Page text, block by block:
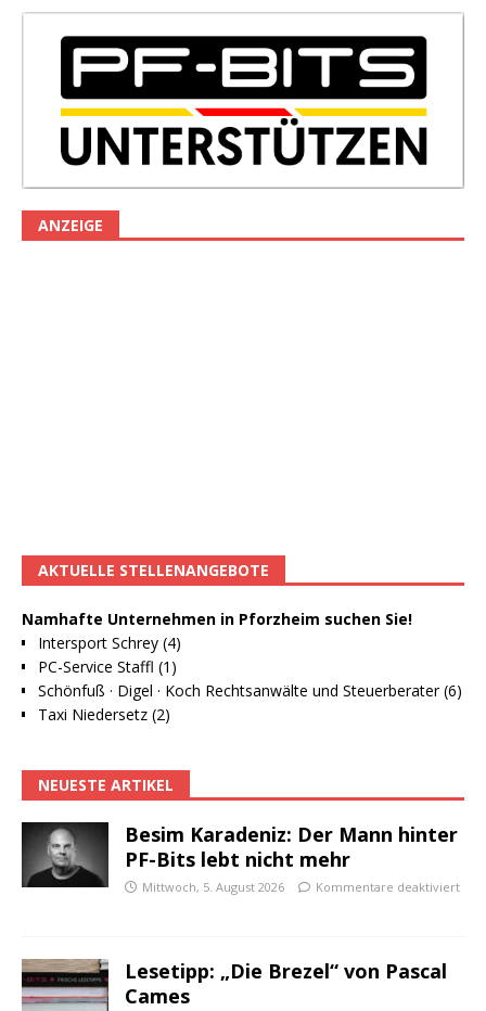
ANZEIGE
AKTUELLE STELLENANGEBOTE
Namhafte Unternehmen in Pforzheim suchen Sie!
Intersport Schrey (4)
PC-Service Staffl (1)
Schönfuß · Digel · Koch Rechtsanwälte und Steuerberater (6)
Taxi Niedersetz (2)
NEUESTE ARTIKEL
Besim Karadeniz: Der Mann hinter
PF-Bits lebt nicht mehr
Mittwoch, 5. August 2026 Kommentare deaktiviert
Lesetipp: „Die Brezel“ von Pascal
Cames